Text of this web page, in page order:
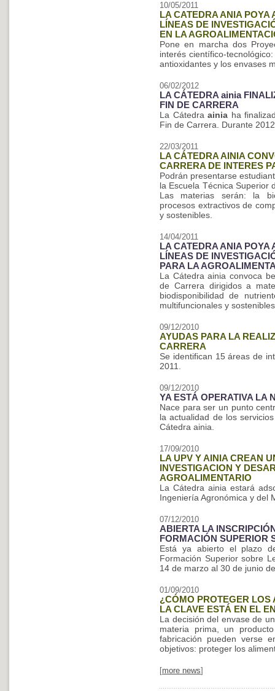
10/05/2011
LA CATEDRA ANIA
LÍNEAS DE
EN LA
Pone en marcha dos
interés científico-
antioxidantes y los envases
06/02/2012
LA CÁTEDRA ainia
FIN DE CARRERA
La Cátedraainia ha
Fin de Carrera. Durante
22/03/2011
LA CÁTEDRA AINIA
CARRERA DE INTERES
Podrán presentarse
la Escuela Técnica Superior
Las materias serán: la
procesos extractivos de
y sostenibles.
14/04/2011
LA CATEDRA ANIA
LÍNEAS DE
PARA LA
La Cátedra ainia convoca
de Carrera dirigidos a
biodisponibilidad de
multifuncionales y
09/12/2010
AYUDAS PARA LA
CARRERA
Se identifican 15 áreas de
2011.
09/12/2010
YA ESTÁ OPERATIVA LA
Nace para ser un punto
la actualidad de los
Cátedra ainia.
17/09/2010
LA UPV Y AINIA CREAN
INVESTIGACION Y
AGROALIMENTARIO
La Cátedra ainia estará
Ingeniería Agronómica y del
07/12/2010
ABIERTA LA
FORMACIÓN SUPERIOR
Está ya abierto el plazo
Formación Superior sobre
14 de marzo al 30 de junio
01/09/2010
¿CÓMO PROTEGER LOS
LA CLAVE ESTÁ EN EL
La decisión del envase de
materia prima, un
fabricación pueden verse
objetivos: proteger los
[more news]